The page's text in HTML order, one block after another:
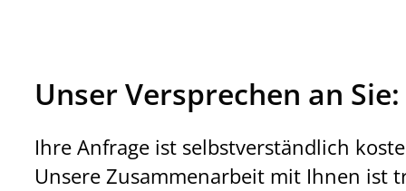
Unser Versprechen an Sie:
Ihre Anfrage ist selbstverständlich
Unsere Zusammenarbeit mit Ihnen ist